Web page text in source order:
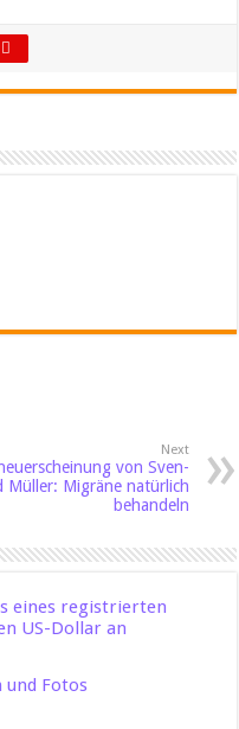
Next
von Sven-
Müller: Migräne natürlich
behandeln
eines registrierten
US-Dollar an
und Fotos